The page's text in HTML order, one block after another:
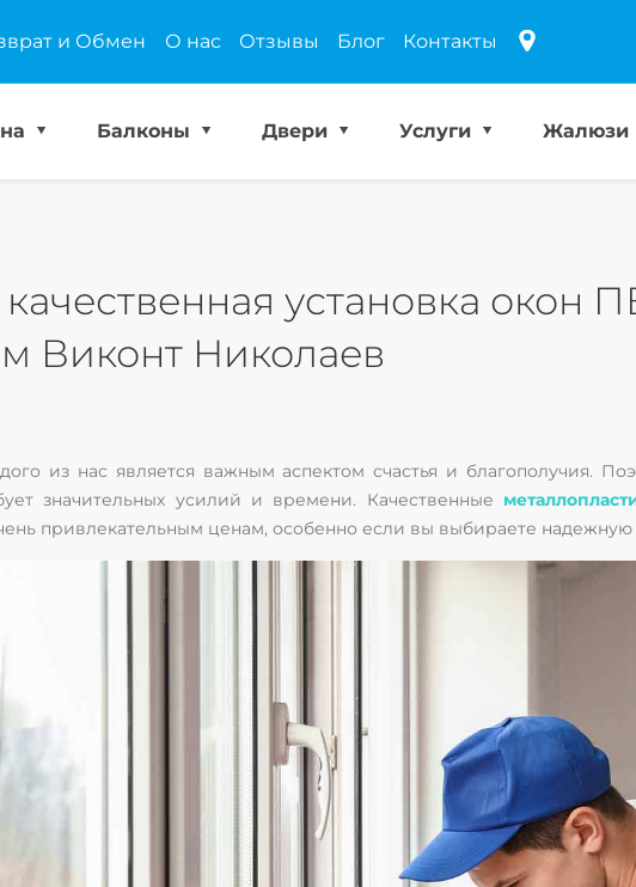
и Обмен О нас Отзывы Блог Контакты
Балконы Двери Услуги Жалюзи
установка окон
Виконт Николаев
из нас является важным аспектом счастья и благополучия.
значительных усилий и времени. Качественные
привлекательным ценам, особенно если вы выбираете